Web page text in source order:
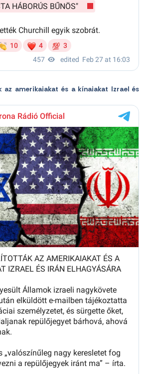
az amerikaiakat és a kínaiakat Izrael és